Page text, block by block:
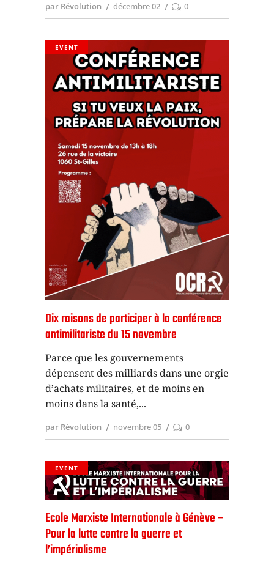
par Révolution décembre 02 0
EVENT
Dix raisons de participer à la conférence
antimilitariste du 15 novembre
Parce que les gouvernements
dépensent des milliards dans une orgie
d’achats militaires, et de moins en
moins dans la santé,
par Révolution novembre 05 0
EVENT
Ecole Marxiste Internationale à Génève –
Pour la lutte contre la guerre et
l’impérialisme